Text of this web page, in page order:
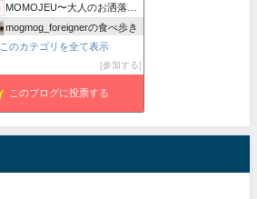
MOMOJEU〜大人のお洒落な旅とグルメ。
mogmog_foreignerの食べ歩き
Foodie Blues：減酒逃避行
ワンコイン的食べ歩き生活。
このカテゴリを全て表示
参加する
このブログに投票する